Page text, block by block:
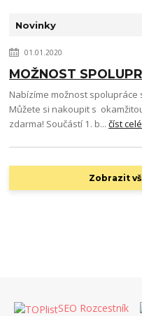
Novinky
01.01.2020
MOŽNOST
Nabízíme možnost spolupráce
Můžete si nakoupit s
zdarma! Součástí 1. b...číst celé
Zobrazit
SEO Rozcestník